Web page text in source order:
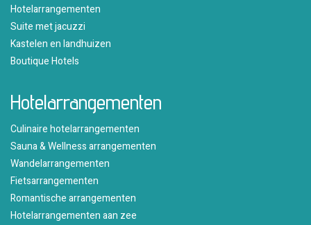
Hotelarrangementen
Suite met jacuzzi
Kastelen en landhuizen
Boutique Hotels
Hotelarrangementen
Culinaire hotelarrangementen
Sauna & Wellness arrangementen
Wandelarrangementen
Fietsarrangementen
Romantische arrangementen
Hotelarrangementen aan zee